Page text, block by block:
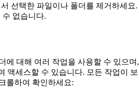
선택한 파일이나 폴더를 제거하세요.
없습니다.
에 대해 여러 작업을 사용할 수 있으며,
액세스할 수 있습니다. 모든 작업이 보
롤하여 확인하세요: